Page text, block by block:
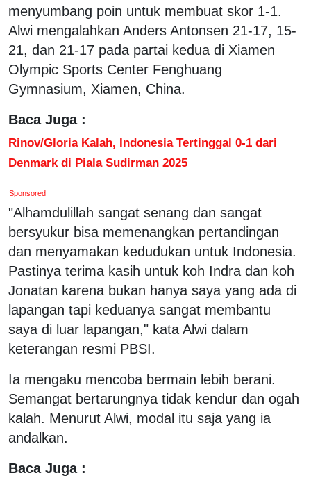
menyumbang poin untuk membuat skor 1-1.
Alwi mengalahkan Anders Antonsen 21-17, 15-
21, dan 21-17 pada partai kedua di Xiamen
Olympic Sports Center Fenghuang
Gymnasium, Xiamen, China.
Baca Juga :
Rinov/Gloria Kalah, Indonesia Tertinggal 0-1 dari
Denmark di Piala Sudirman 2025
Sponsored
"Alhamdulillah sangat senang dan sangat
bersyukur bisa memenangkan pertandingan
dan menyamakan kedudukan untuk Indonesia.
Pastinya terima kasih untuk koh Indra dan koh
Jonatan karena bukan hanya saya yang ada di
lapangan tapi keduanya sangat membantu
saya di luar lapangan," kata Alwi dalam
keterangan resmi PBSI.
Ia mengaku mencoba bermain lebih berani.
Semangat bertarungnya tidak kendur dan ogah
kalah. Menurut Alwi, modal itu saja yang ia
andalkan.
Baca Juga :